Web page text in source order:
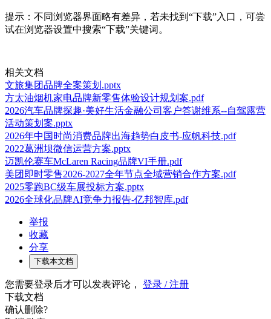
提示：不同浏览器界面略有差异，若未找到“下载”入口，可尝
试在浏览器设置中搜索“下载”关键词。
相关文档
文旅集团品牌全案策划.pptx
方太油烟机家电品牌新零售体验设计规划案.pdf
2026汽车品牌探趣·美好生活金融公司客户答谢维系--自驾露营
活动策划案.pptx
2026年中国时尚消费品牌出海趋势白皮书-应帆科技.pdf
2022葛洲坝微信运营方案.pptx
迈凯伦赛车McLaren Racing品牌VI手册.pdf
美团即时零售2026-2027全年节点全域营销合作方案.pdf
2025零跑BC级车展投标方案.pptx
2026全球化品牌AI竞争力报告-亿邦智库.pdf
举报
收藏
分享
下载本文档
您需要登录后才可以发表评论， 登录 / 注册
下载文档
确认删除?